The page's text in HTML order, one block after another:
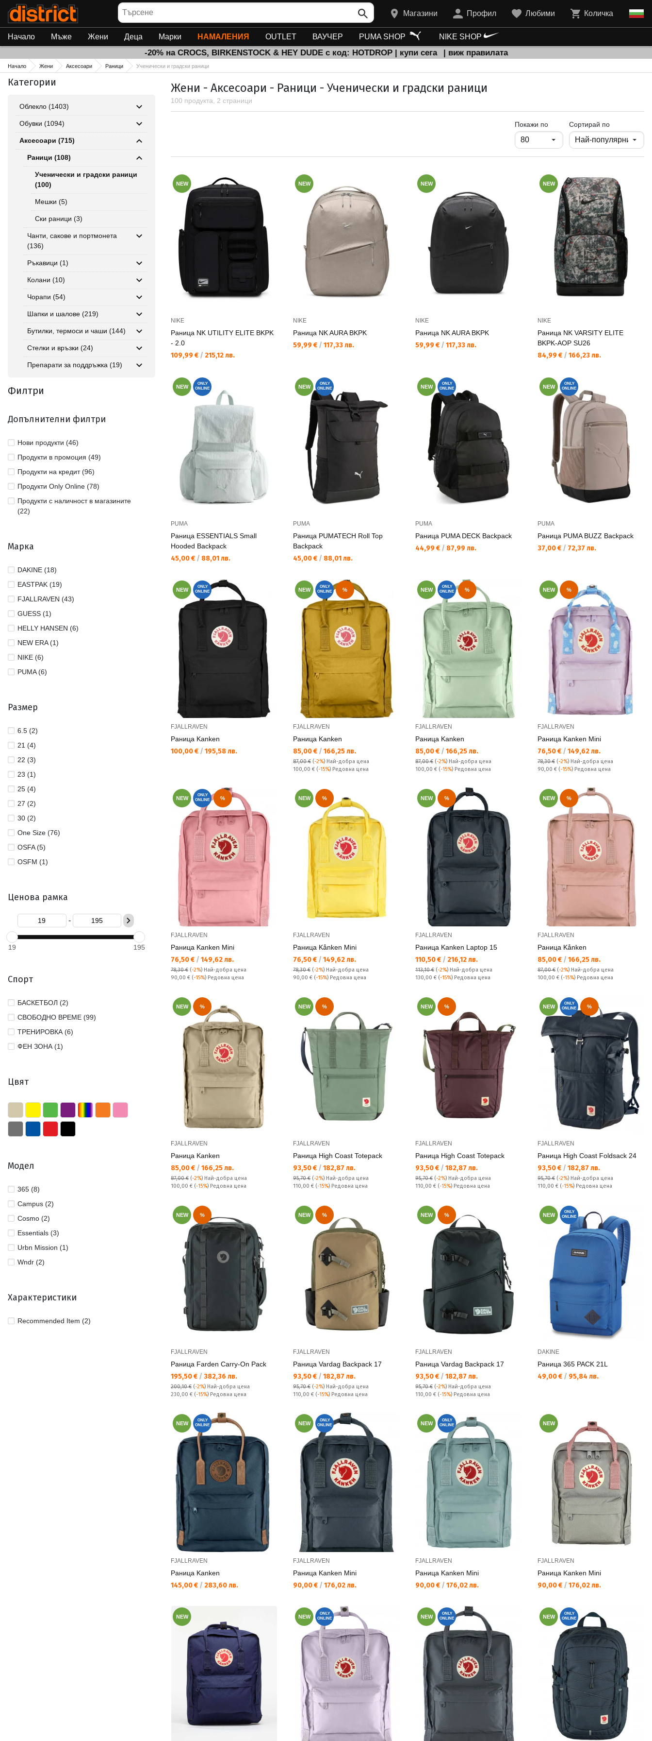
Търсене
Магазини Профил Любими Количка
Начало Мъже Жени Деца Марки НАМАЛЕНИЯ OUTLET ВАУЧЕР PUMA SHOP NIKE SHOP
-20% на CROCS, BIRKENSTOCK & HEY DUDE с код: HOTDROP | купи сега | виж правилата
Начало Жени Аксесоари Раници Ученически и градски раници
Категории
Облекло (1403)
Обувки (1094)
Аксесоари (715)
Раници (108)
Ученически и градски раници
(100)
Мешки (5)
Ски раници (3)
Чанти, сакове и портмонета
(136)
Ръкавици (1)
Колани (10)
Чорапи (54)
Шапки и шалове (219)
Бутилки, термоси и чаши (144)
Стелки и връзки (24)
Препарати за поддръжка (19)
Филтри
Допълнителни филтри
Нови продукти (46)
Продукти в промоция (49)
Продукти на кредит (96)
Продукти Only Online (78)
Продукти с наличност в магазините
(22)
Марка
DAKINE (18)
EASTPAK (19)
FJALLRAVEN (43)
GUESS (1)
HELLY HANSEN (6)
NEW ERA (1)
NIKE (6)
PUMA (6)
Размер
6.5 (2)
21 (4)
22 (3)
23 (1)
25 (4)
27 (2)
30 (2)
One Size (76)
OSFA (5)
OSFM (1)
Ценова рамка
-
19 195
Спорт
БАСКЕТБОЛ (2)
СВОБОДНО ВРЕМЕ (99)
ТРЕНИРОВКА (6)
ФЕН ЗОНА (1)
Цвят
Модел
365 (8)
Campus (2)
Cosmo (2)
Essentials (3)
Urbn Mission (1)
Wndr (2)
Характеристики
Recommended Item (2)
Жени - Аксесоари - Раници - Ученически и градски раници
100 продукта, 2 страници
Покажи попродукти на страница
Сортирай по
NEW
NIKE
Раница NK UTILITY ELITE BKPK
- 2.0
Текуща цена:
109,99 € / 215,12 лв.
NEW
NIKE
Раница NK AURA BKPK
Текуща цена:
59,99 € / 117,33 лв.
NEW
NIKE
Раница NK AURA BKPK
Текуща цена:
59,99 € / 117,33 лв.
NEW
NIKE
Раница NK VARSITY ELITE
BKPK-AOP SU26
Текуща цена:
84,99 € / 166,23 лв.
NEW
ONLY
ONLINE
PUMA
Раница ESSENTIALS Small
Hooded Backpack
Текуща цена:
45,00 € / 88,01 лв.
NEW
ONLY
ONLINE
PUMA
Раница PUMATECH Roll Top
Backpack
Текуща цена:
45,00 € / 88,01 лв.
NEW
ONLY
ONLINE
PUMA
Раница PUMA DECK Backpack
Текуща цена:
44,99 € / 87,99 лв.
NEW
ONLY
ONLINE
PUMA
Раница PUMA BUZZ Backpack
Текуща цена:
37,00 € / 72,37 лв.
NEW
ONLY
ONLINE
FJALLRAVEN
Раница Kanken
Текуща цена:
100,00 € / 195,58 лв.
NEW
ONLY
ONLINE
%
FJALLRAVEN
Раница Kanken
Текуща цена:
85,00 € / 166,25 лв.
87,00 € (-2%) Най-добра цена
Редовна цена:
100,00 € (-15%) Редовна цена
NEW
ONLY
ONLINE
%
FJALLRAVEN
Раница Kanken
Текуща цена:
85,00 € / 166,25 лв.
87,00 € (-2%) Най-добра цена
Редовна цена:
100,00 € (-15%) Редовна цена
NEW %
FJALLRAVEN
Раница Kanken Mini
Текуща цена:
76,50 € / 149,62 лв.
78,30 € (-2%) Най-добра цена
Редовна цена:
90,00 € (-15%) Редовна цена
NEW
ONLY
ONLINE
%
FJALLRAVEN
Раница Kanken Mini
Текуща цена:
76,50 € / 149,62 лв.
78,30 € (-2%) Най-добра цена
Редовна цена:
90,00 € (-15%) Редовна цена
NEW %
FJALLRAVEN
Раница Kånken Mini
Текуща цена:
76,50 € / 149,62 лв.
78,30 € (-2%) Най-добра цена
Редовна цена:
90,00 € (-15%) Редовна цена
NEW %
FJALLRAVEN
Раница Kanken Laptop 15
Текуща цена:
110,50 € / 216,12 лв.
113,10 € (-2%) Най-добра цена
Редовна цена:
130,00 € (-15%) Редовна цена
NEW %
FJALLRAVEN
Раница Kånken
Текуща цена:
85,00 € / 166,25 лв.
87,00 € (-2%) Най-добра цена
Редовна цена:
100,00 € (-15%) Редовна цена
NEW %
FJALLRAVEN
Раница Kanken
Текуща цена:
85,00 € / 166,25 лв.
87,00 € (-2%) Най-добра цена
Редовна цена:
100,00 € (-15%) Редовна цена
NEW %
FJALLRAVEN
Раница High Coast Totepack
Текуща цена:
93,50 € / 182,87 лв.
95,70 € (-2%) Най-добра цена
Редовна цена:
110,00 € (-15%) Редовна цена
NEW %
FJALLRAVEN
Раница High Coast Totepack
Текуща цена:
93,50 € / 182,87 лв.
95,70 € (-2%) Най-добра цена
Редовна цена:
110,00 € (-15%) Редовна цена
NEW
ONLY
ONLINE
%
FJALLRAVEN
Раница High Coast Foldsack 24
Текуща цена:
93,50 € / 182,87 лв.
95,70 € (-2%) Най-добра цена
Редовна цена:
110,00 € (-15%) Редовна цена
NEW %
FJALLRAVEN
Раница Farden Carry-On Pack
Текуща цена:
195,50 € / 382,36 лв.
200,10 € (-2%) Най-добра цена
Редовна цена:
230,00 € (-15%) Редовна цена
NEW %
FJALLRAVEN
Раница Vardag Backpack 17
Текуща цена:
93,50 € / 182,87 лв.
95,70 € (-2%) Най-добра цена
Редовна цена:
110,00 € (-15%) Редовна цена
NEW %
FJALLRAVEN
Раница Vardag Backpack 17
Текуща цена:
93,50 € / 182,87 лв.
95,70 € (-2%) Най-добра цена
Редовна цена:
110,00 € (-15%) Редовна цена
NEW
ONLY
ONLINE
DAKINE
Раница 365 PACK 21L
Текуща цена:
49,00 € / 95,84 лв.
NEW
ONLY
ONLINE
FJALLRAVEN
Раница Kanken
Текуща цена:
145,00 € / 283,60 лв.
NEW
ONLY
ONLINE
FJALLRAVEN
Раница Kanken Mini
Текуща цена:
90,00 € / 176,02 лв.
NEW
ONLY
ONLINE
FJALLRAVEN
Раница Kаnken Mini
Текуща цена:
90,00 € / 176,02 лв.
NEW
FJALLRAVEN
Раница Kanken Mini
Текуща цена:
90,00 € / 176,02 лв.
NEW NEW
ONLY
ONLINE
NEW
ONLY
ONLINE
NEW
ONLY
ONLINE